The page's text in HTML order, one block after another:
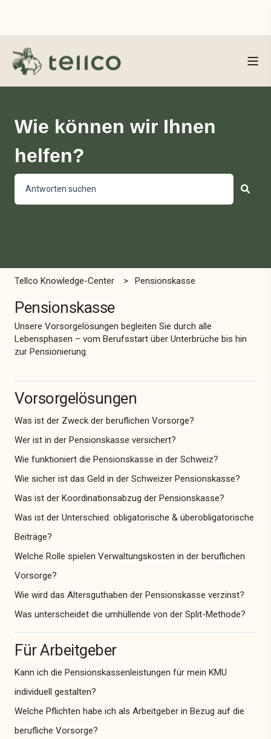
Wie können wir Ihnen
helfen?
Tellco Knowledge-Center Pensionskasse
Pensionskasse
Unsere Vorsorgelösungen begleiten Sie durch alle
Lebensphasen – vom Berufsstart über Unterbrüche bis hin
zur Pensionierung.
Vorsorgelösungen
Was ist der Zweck der beruflichen Vorsorge?
Wer ist in der Pensionskasse versichert?
Wie funktioniert die Pensionskasse in der Schweiz?
Wie sicher ist das Geld in der Schweizer Pensionskasse?
Was ist der Koordinationsabzug der Pensionskasse?
Was ist der Unterschied: obligatorische & überobligatorische
Beiträge?
Welche Rolle spielen Verwaltungskosten in der beruflichen
Vorsorge?
Wie wird das Altersguthaben der Pensionskasse verzinst?
Was unterscheidet die umhüllende von der Split-Methode?
Für Arbeitgeber
Kann ich die Pensionskassenleistungen für mein KMU
individuell gestalten?
Welche Pflichten habe ich als Arbeitgeber in Bezug auf die
berufliche Vorsorge?